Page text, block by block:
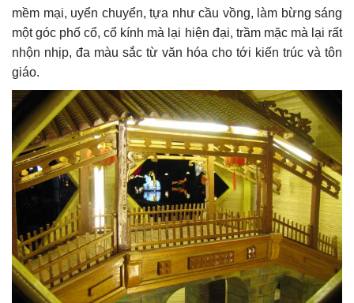
mềm mại, uyển chuyển, tựa như cầu vồng, làm bừng sáng
một góc phố cổ, cổ kính mà lại hiện đại, trầm mặc mà lại rất
nhộn nhịp, đa màu sắc từ văn hóa cho tới kiến trúc và tôn
giáo.